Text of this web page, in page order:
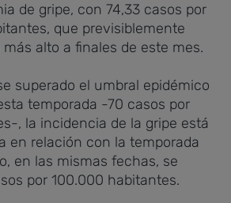
de gripe, con 74,33 casos por
que previsiblemente
alto a finales de este mes.
superado el umbral epidémico
temporada -70 casos por
, la incidencia de la gripe está
en relación con la temporada
en las mismas fechas, se
por 100.000 habitantes.